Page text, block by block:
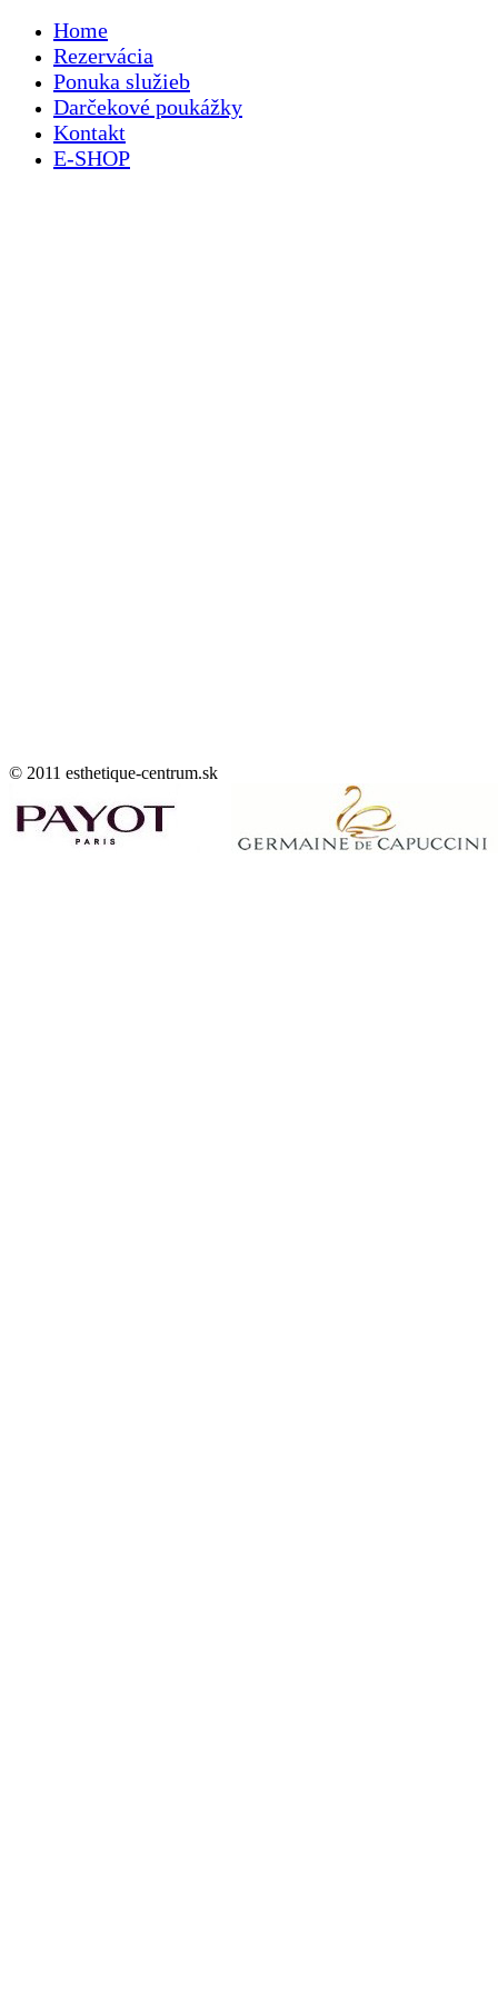
Home
Rezervácia
Ponuka služieb
Darčekové poukážky
Kontakt
E-SHOP
© 2011 esthetique-centrum.sk